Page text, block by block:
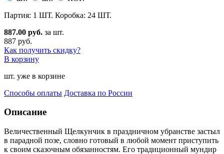
Партия: 1 ШТ. Коробка: 24 ШТ.
887.00 руб. за шт.
887 руб.
Как получить скидку?
В корзину
шт. уже в корзине
Способы оплаты Доставка по России
Описание
Величественный Щелкунчик в праздничном убранстве застыл
в парадной позе, словно готовый в любой момент приступить
к своим сказочным обязанностям. Его традиционный мундир